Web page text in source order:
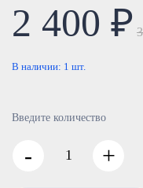
2 400 ₽
В наличии: 1 шт.
Введите количество
- +